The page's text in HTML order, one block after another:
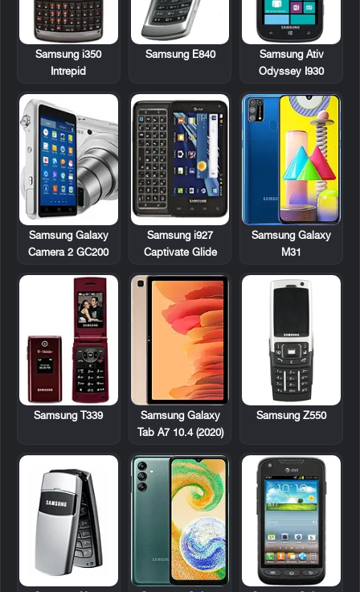
Samsung Ativ
Odyssey I930
Samsung E840
Samsung i350
Intrepid
Samsung Galaxy
M31
Samsung i927
Captivate Glide
Samsung Galaxy
Camera 2 GC200
Samsung Z550
Samsung Galaxy
Tab A7 10.4 (2020)
Samsung T339